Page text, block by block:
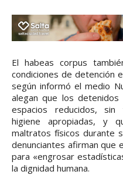
El habeas corpus
condiciones de detención
según informó el medio
alegan que los detenidos
espacios reducidos, sin
higiene apropiadas, y
maltratos físicos durante
denunciantes afirman que
para «engrosar
la dignidad humana.